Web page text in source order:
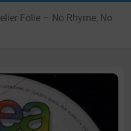
Folie – No Rhyme, No